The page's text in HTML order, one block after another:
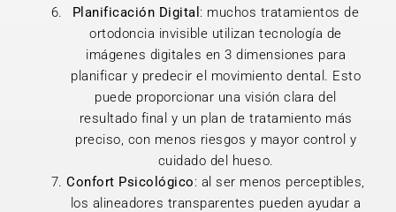
Planificación Digital : muchos tratamientos de
ortodoncia invisible utilizan tecnología de
imágenes digitales en 3 dimensiones para
planificar y predecir el movimiento dental. Esto
puede proporcionar una visión clara del
resultado final y un plan de tratamiento más
preciso, con menos riesgos y mayor control y
cuidado del hueso.
Confort Psicológico: al ser menos perceptibles,
los alineadores transparentes pueden ayudar a